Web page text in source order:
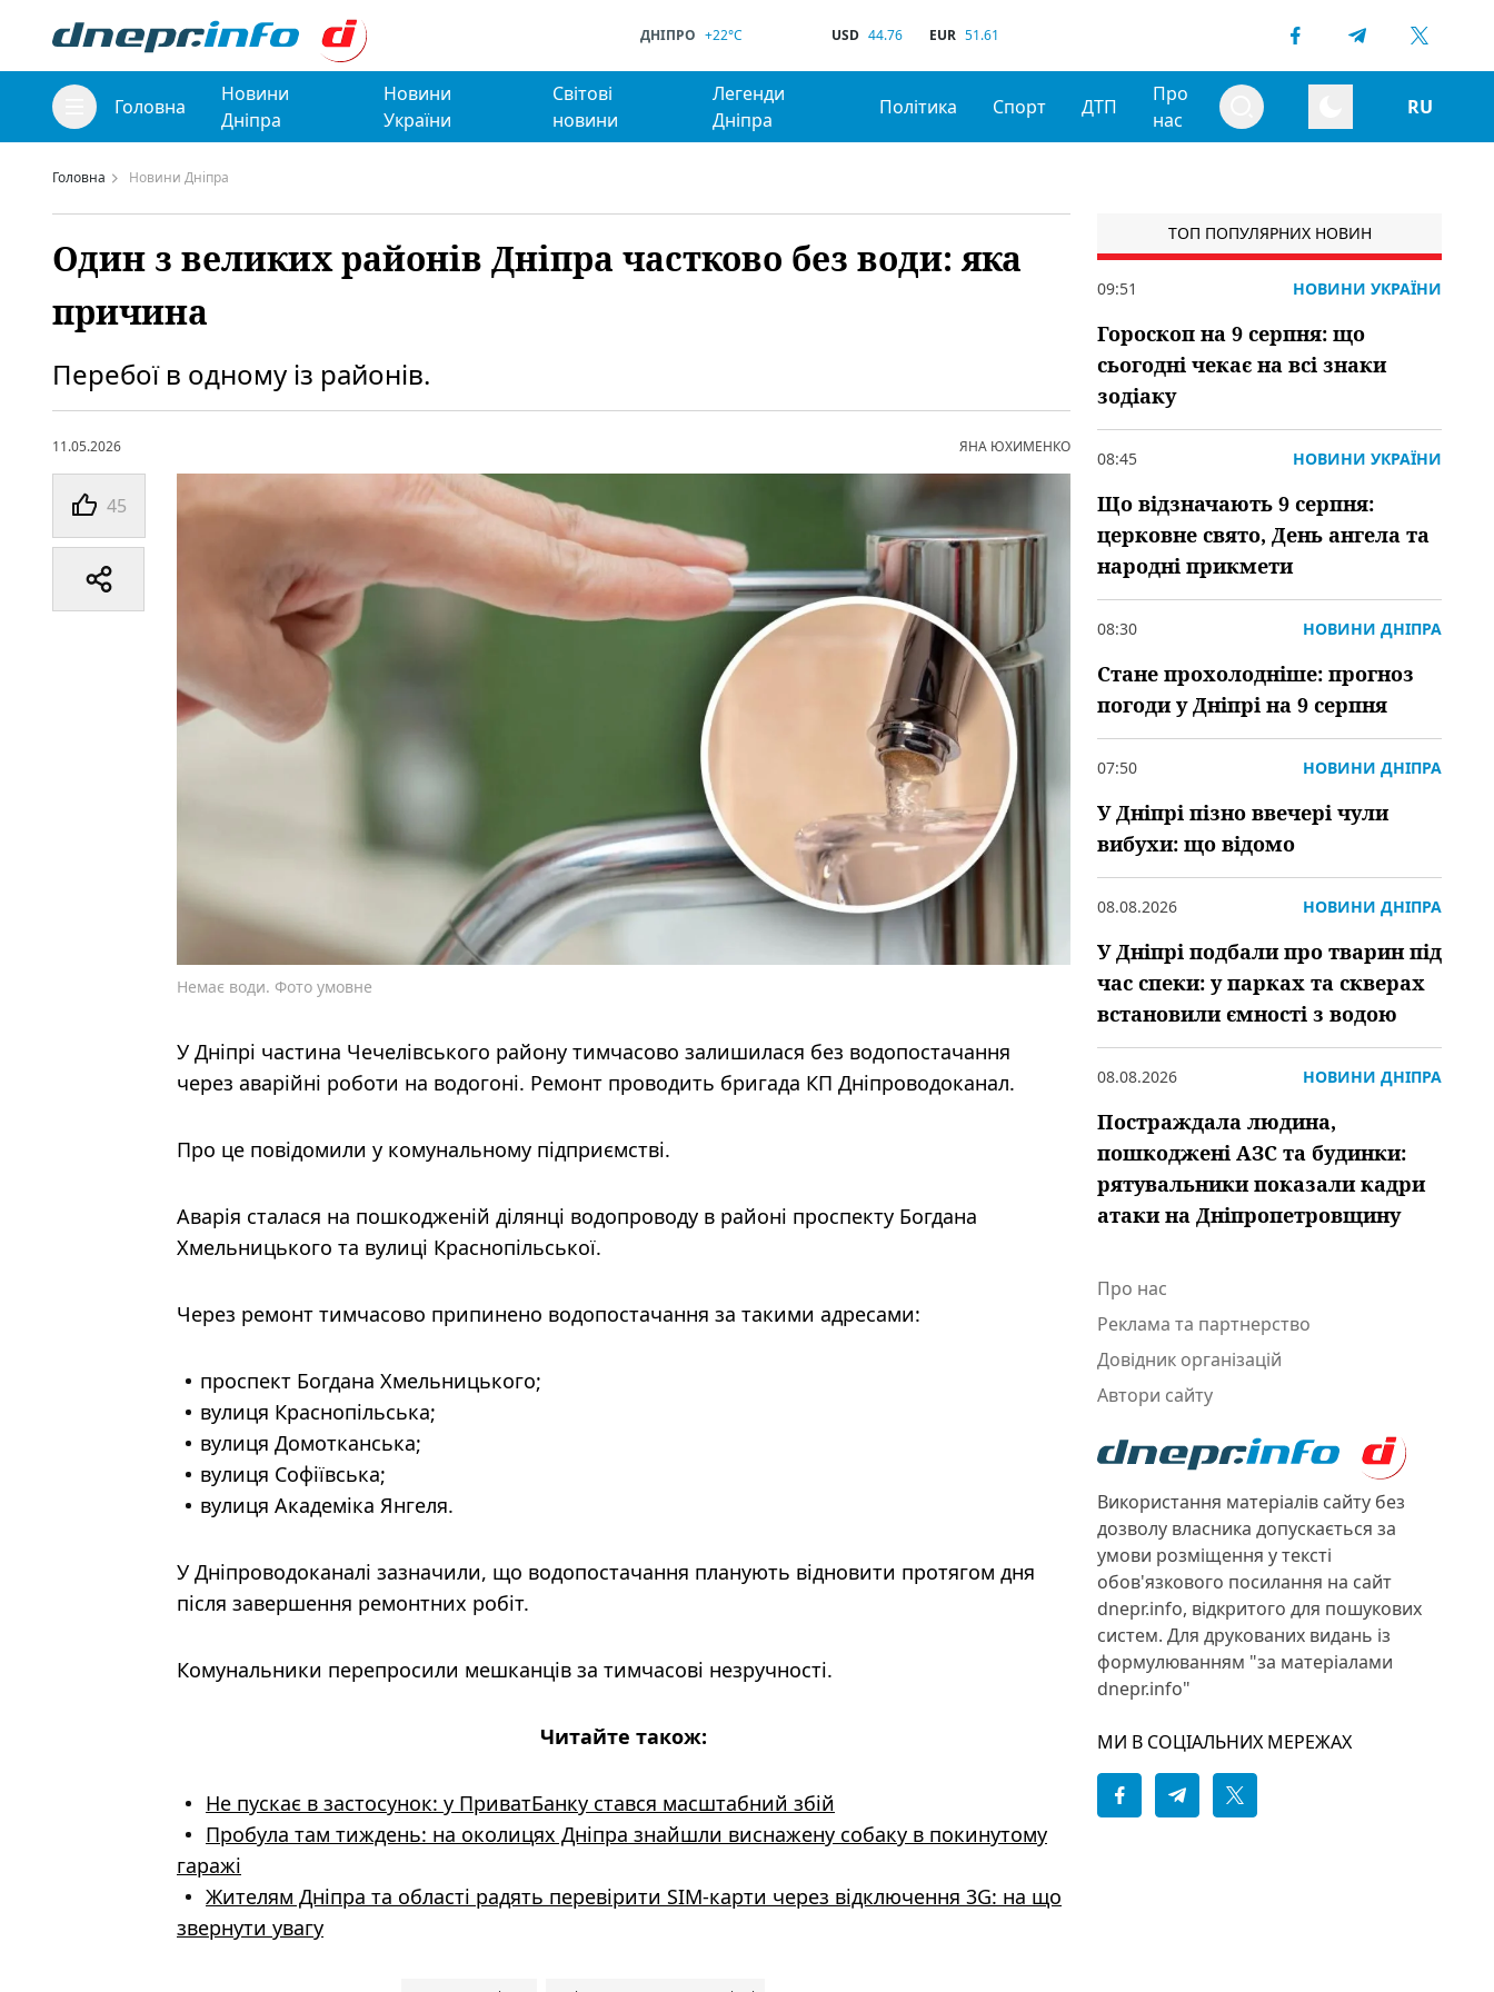
ДНІПРО +22°C USD 44.76 EUR 51.61
Головна
Новини
Дніпра
Новини
України
Світові
новини
Легенди
Дніпра
Політика Спорт ДТП
Про
нас
RU
Головна Новини Дніпра
Один з великих районів Дніпра частково без води: яка
причина
Перебої в одному із районів.
11.05.2026 ЯНА ЮХИМЕНКО
45
Немає води. Фото умовне
У Дніпрі частина Чечелівського району тимчасово залишилася без водопостачання
через аварійні роботи на водогоні. Ремонт проводить бригада КП Дніпроводоканал.
Про це повідомили у комунальному підприємстві.
Аварія сталася на пошкодженій ділянці водопроводу в районі проспекту Богдана
Хмельницького та вулиці Краснопільської.
Через ремонт тимчасово припинено водопостачання за такими адресами:
проспект Богдана Хмельницького;
вулиця Краснопільська;
вулиця Домотканська;
вулиця Софіївська;
вулиця Академіка Янгеля.
У Дніпроводоканалі зазначили, що водопостачання планують відновити протягом дня
після завершення ремонтних робіт.
Комунальники перепросили мешканців за тимчасові незручності.
Читайте також:
Не пускає в застосунок: у ПриватБанку стався масштабний збій
Пробула там тиждень: на околицях Дніпра знайшли виснажену собаку в покинутому
гаражі
Жителям Дніпра та області радять перевірити SIM-карти через відключення 3G: на що
звернути увагу
ТОП ПОПУЛЯРНИХ НОВИН
09:51 НОВИНИ УКРАЇНИ
Гороскоп на 9 серпня: що
сьогодні чекає на всі знаки
зодіаку
08:45 НОВИНИ УКРАЇНИ
Що відзначають 9 серпня:
церковне свято, День ангела та
народні прикмети
08:30 НОВИНИ ДНІПРА
Стане прохолодніше: прогноз
погоди у Дніпрі на 9 серпня
07:50 НОВИНИ ДНІПРА
У Дніпрі пізно ввечері чули
вибухи: що відомо
08.08.2026 НОВИНИ ДНІПРА
У Дніпрі подбали про тварин під
час спеки: у парках та скверах
встановили ємності з водою
08.08.2026 НОВИНИ ДНІПРА
Постраждала людина,
пошкоджені АЗС та будинки:
рятувальники показали кадри
атаки на Дніпропетровщину
Про нас
Реклама та партнерство
Довідник організацій
Автори сайту
Використання матеріалів сайту без
дозволу власника допускається за
умови розміщення у тексті
обов'язкового посилання на сайт
dnepr.info, відкритого для пошукових
систем. Для друкованих видань із
формулюванням "за матеріалами
dnepr.info"
МИ В СОЦІАЛЬНИХ МЕРЕЖАХ